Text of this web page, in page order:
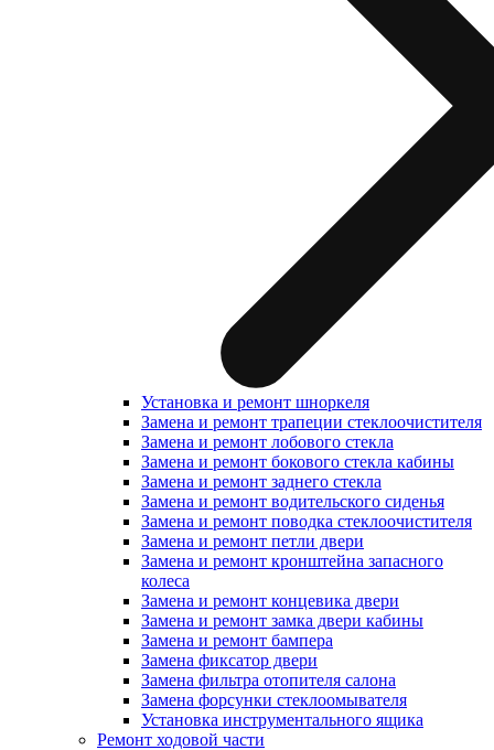
Установка и ремонт шноркеля
Замена и ремонт трапеции стеклоочистителя
Замена и ремонт лобового стекла
Замена и ремонт бокового стекла кабины
Замена и ремонт заднего стекла
Замена и ремонт водительского сиденья
Замена и ремонт поводка стеклоочистителя
Замена и ремонт петли двери
Замена и ремонт кронштейна запасного
колеса
Замена и ремонт концевика двери
Замена и ремонт замка двери кабины
Замена и ремонт бампера
Замена фиксатор двери
Замена фильтра отопителя салона
Замена форсунки стеклоомывателя
Установка инструментального ящика
Ремонт ходовой части